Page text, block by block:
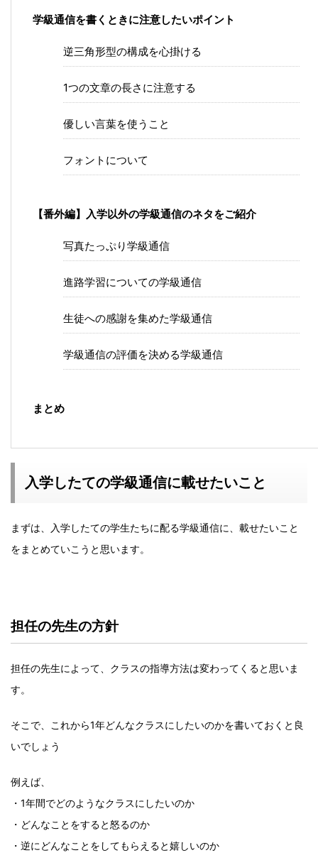
学級通信を書くときに注意したいポイント
逆三角形型の構成を心掛ける
1つの文章の長さに注意する
優しい言葉を使うこと
フォントについて
【番外編】入学以外の学級通信のネタをご紹介
写真たっぷり学級通信
進路学習についての学級通信
生徒への感謝を集めた学級通信
学級通信の評価を決める学級通信
まとめ
入学したての学級通信に載せたいこと
まずは、入学したての学生たちに配る学級通信に、載せたいこと
をまとめていこうと思います。
担任の先生の方針
担任の先生によって、クラスの指導方法は変わってくると思いま
す。
そこで、これから1年どんなクラスにしたいのかを書いておくと良
いでしょう
例えば、
・1年間でどのようなクラスにしたいのか
・どんなことをすると怒るのか
・逆にどんなことをしてもらえると嬉しいのか